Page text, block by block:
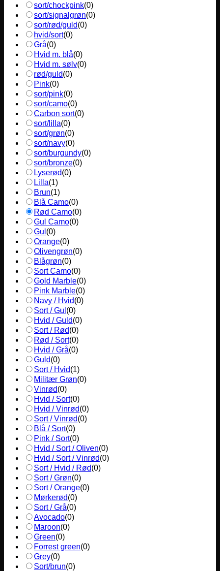
sort/chockpink(0)
sort/signalgrøn(0)
sort/rød/guld(0)
hvid/sort(0)
Grå(0)
Hvid m. blå(0)
Hvid m. sølv(0)
rød/guld(0)
Pink(0)
sort/pink(0)
sort/camo(0)
Carbon sort(0)
sort/lilla(0)
sort/grøn(0)
sort/navy(0)
sort/burgundy(0)
sort/bronze(0)
Lyserød(0)
Lilla(1)
Brun(1)
Blå Camo(0)
Rød Camo(0)
Gul Camo(0)
Gul (0)
Orange(0)
Olivengrøn(0)
Blågrøn(0)
Sort Camo(0)
Gold Marble(0)
Pink Marble(0)
Navy / Hvid(0)
Sort / Gul (0)
Hvid / Guld(0)
Sort / Rød(0)
Rød / Sort(0)
Hvid / Grå(0)
Guld(0)
Sort / Hvid(1)
Militær Grøn(0)
Vinrød(0)
Hvid / Sort(0)
Hvid / Vinrød(0)
Sort / Vinrød(0)
Blå / Sort(0)
Pink / Sort(0)
Hvid / Sort / Oliven(0)
Hvid / Sort / Vinrød(0)
Sort / Hvid / Rød(0)
Sort / Grøn(0)
Sort / Orange(0)
Mørkerød(0)
Sort / Grå(0)
Avocado(0)
Maroon(0)
Green(0)
Forrest green(0)
Grey(0)
Sort/brun(0)